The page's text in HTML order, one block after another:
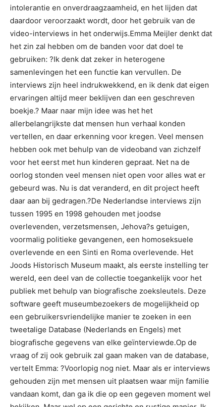
intolerantie en onverdraagzaamheid, en het lijden dat
daardoor veroorzaakt wordt, door het gebruik van de
video-interviews in het onderwijs.Emma Meijler denkt dat
het zin zal hebben om de banden voor dat doel te
gebruiken: ?Ik denk dat zeker in heterogene
samenlevingen het een functie kan vervullen. De
interviews zijn heel indrukwekkend, en ik denk dat eigen
ervaringen altijd meer beklijven dan een geschreven
boekje.? Maar naar mijn idee was het het
allerbelangrijkste dat mensen hun verhaal konden
vertellen, en daar erkenning voor kregen. Veel mensen
hebben ook met behulp van de videoband van zichzelf
voor het eerst met hun kinderen gepraat. Net na de
oorlog stonden veel mensen niet open voor alles wat er
gebeurd was. Nu is dat veranderd, en dit project heeft
daar aan bij gedragen.?De Nederlandse interviews zijn
tussen 1995 en 1998 gehouden met joodse
overlevenden, verzetsmensen, Jehova?s getuigen,
voormalig politieke gevangenen, een homoseksuele
overlevende en een Sinti en Roma overlevende. Het
Joods Historisch Museum maakt, als eerste instelling ter
wereld, een deel van de collectie toegankelijk voor het
publiek met behulp van biografische zoeksleutels. Deze
software geeft museumbezoekers de mogelijkheid op
een gebruikersvriendelijke manier te zoeken in een
tweetalige Database (Nederlands en Engels) met
biografische gegevens van elke geïnterviewde.Op de
vraag of zij ook gebruik zal gaan maken van de database,
vertelt Emma: ?Voorlopig nog niet. Maar als er interviews
gehouden zijn met mensen uit plaatsen waar mijn familie
vandaan komt, dan ga ik die op een gegeven moment wel